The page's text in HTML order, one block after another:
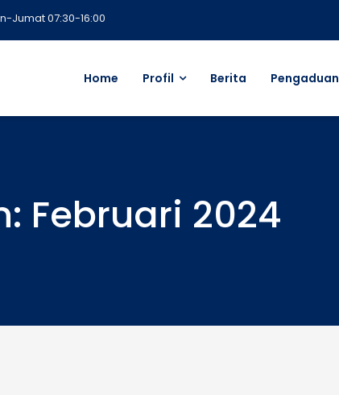
Jumat 07:30-16:00
Home Profil Berita Pengaduan
Februari 2024